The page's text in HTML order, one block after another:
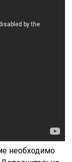
необходимо